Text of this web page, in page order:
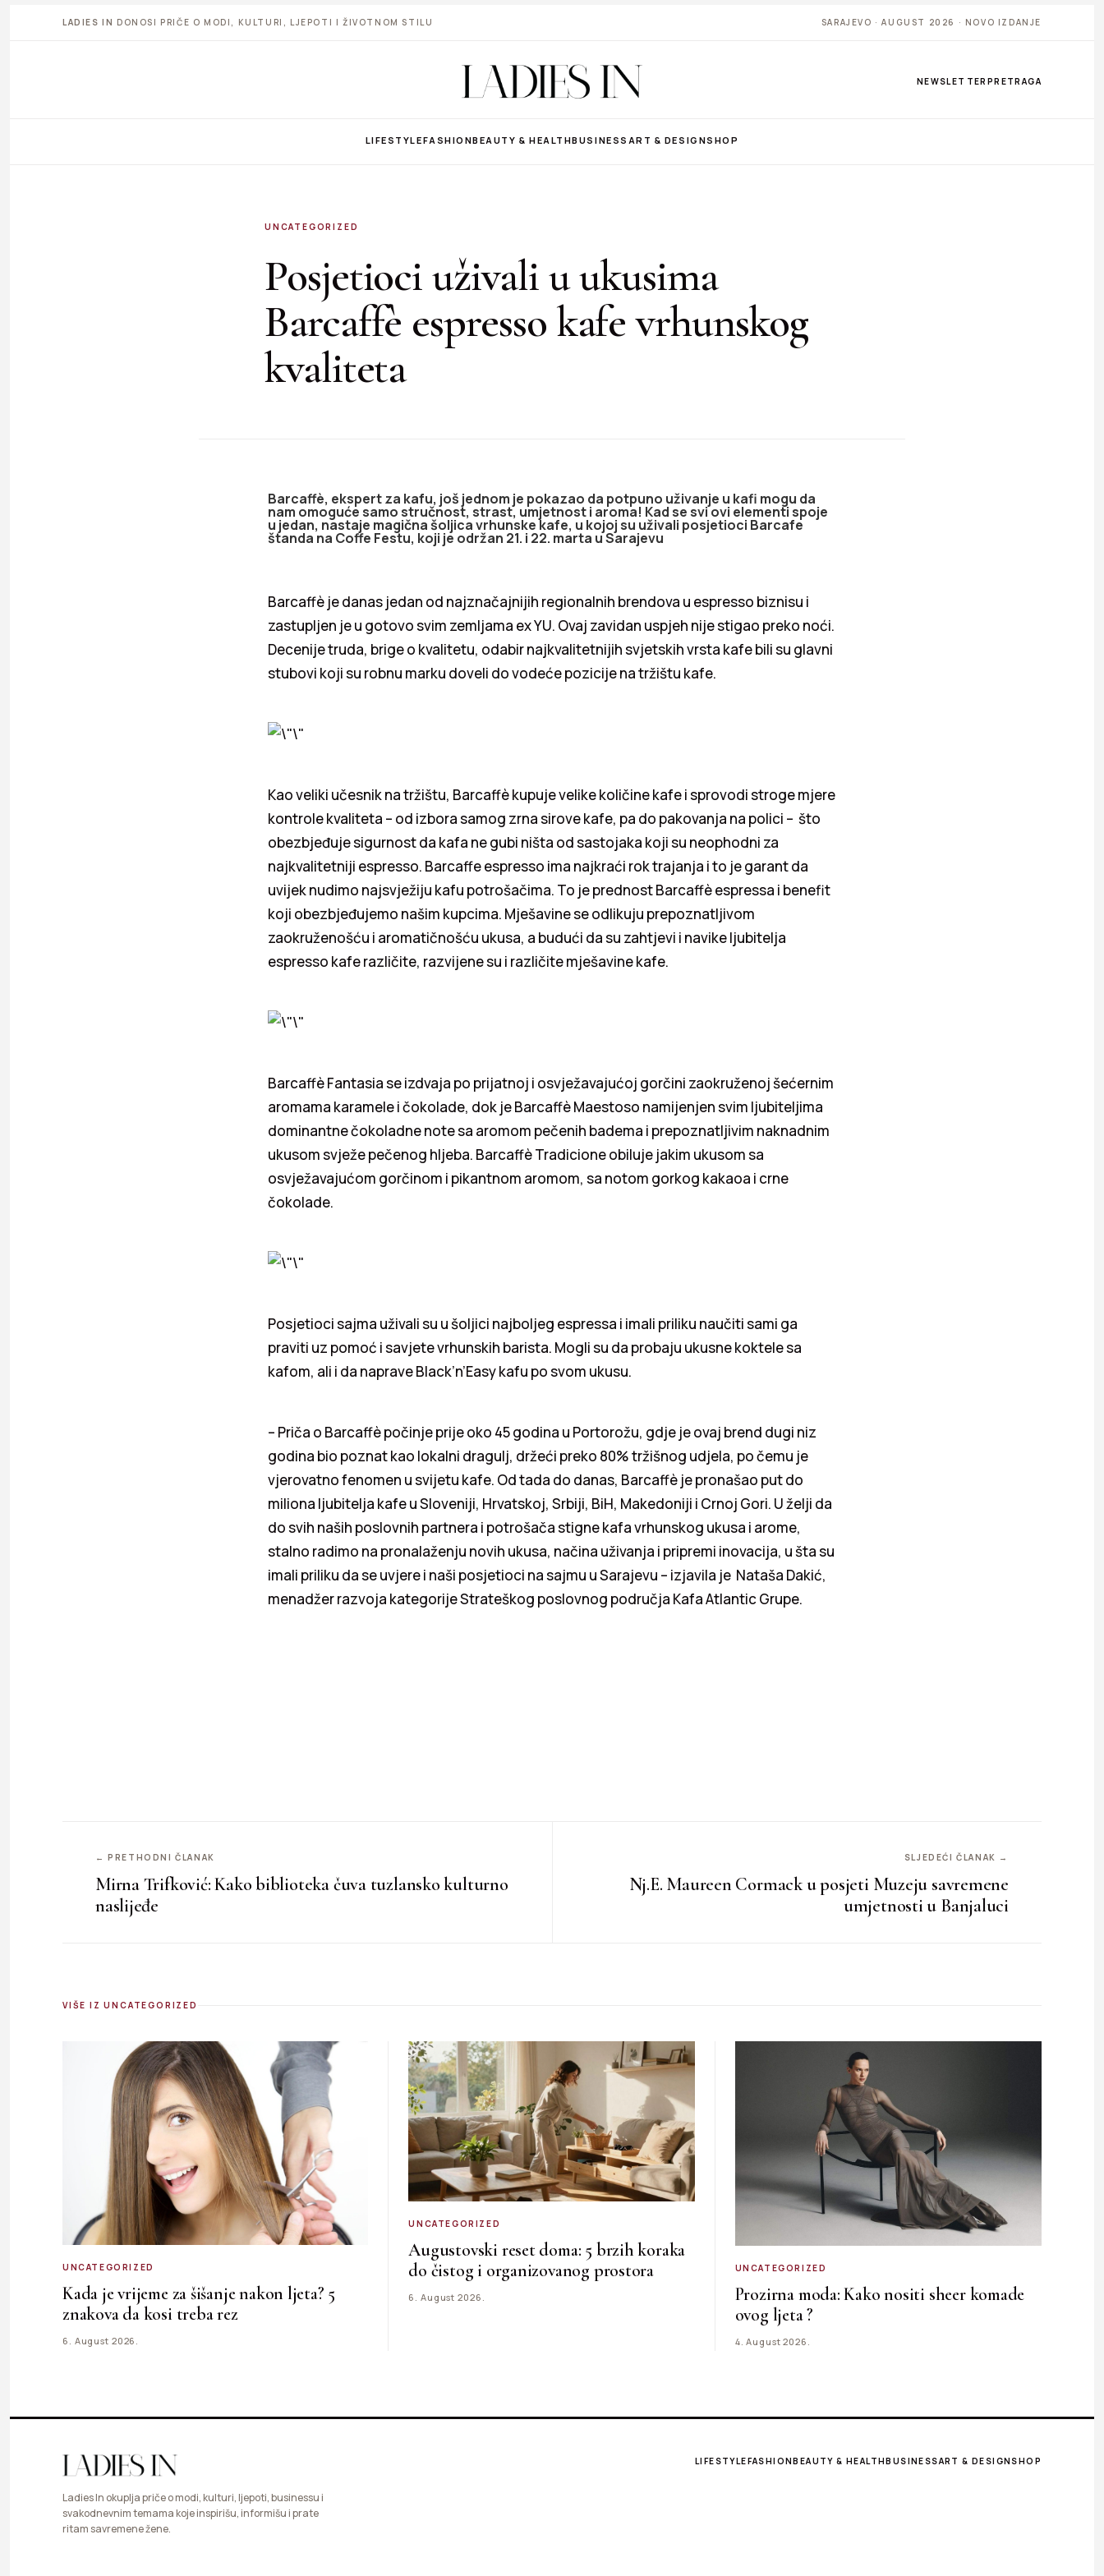
LADIES IN DONOSI PRIČE O MODI, KULTURI, LJEPOTI I ŽIVOTNOM STILU SARAJEVO · AUGUST 2026 · NOVO IZDANJE
NEWSLETTER PRETRAGA
LIFESTYLEFASHIONBEAUTY & HEALTHBUSINESS ART & DESIGNSHOP
UNCATEGORIZED
Posjetioci uživali u ukusima
Barcaffè espresso kafe vrhunskog
kvaliteta
Barcaffè, ekspert za kafu, još jednom je pokazao da potpuno uživanje u kafi mogu da
nam omoguće samo stručnost, strast, umjetnost i aroma! Kad se svi ovi elementi spoje
u jedan, nastaje magična šoljica vrhunske kafe, u kojoj su uživali posjetioci Barcafe
štanda na Coffe Festu, koji je održan 21. i 22. marta u Sarajevu
Barcaffè je danas jedan od najznačajnijih regionalnih brendova u espresso biznisu i
zastupljen je u gotovo svim zemljama ex YU. Ovaj zavidan uspjeh nije stigao preko noći.
Decenije truda, brige o kvalitetu, odabir najkvalitetnijih svjetskih vrsta kafe bili su glavni
stubovi koji su robnu marku doveli do vodeće pozicije na tržištu kafe.
Kao veliki učesnik na tržištu, Barcaffè kupuje velike količine kafe i sprovodi stroge mjere
kontrole kvaliteta – od izbora samog zrna sirove kafe, pa do pakovanja na polici – što
obezbjeđuje sigurnost da kafa ne gubi ništa od sastojaka koji su neophodni za
najkvalitetniji espresso. Barcaffe espresso ima najkraći rok trajanja i to je garant da
uvijek nudimo najsvježiju kafu potrošačima. To je prednost Barcaffè espressa i benefit
koji obezbjeđujemo našim kupcima. Mješavine se odlikuju prepoznatljivom
zaokruženošću i aromatičnošću ukusa, a budući da su zahtjevi i navike ljubitelja
espresso kafe različite, razvijene su i različite mješavine kafe.
Barcaffè Fantasia se izdvaja po prijatnoj i osvježavajućoj gorčini zaokruženoj šećernim
aromama karamele i čokolade, dok je Barcaffè Maestoso namijenjen svim ljubiteljima
dominantne čokoladne note sa aromom pečenih badema i prepoznatljivim naknadnim
ukusom svježe pečenog hljeba. Barcaffè Tradicione obiluje jakim ukusom sa
osvježavajućom gorčinom i pikantnom aromom, sa notom gorkog kakaoa i crne
čokolade.
Posjetioci sajma uživali su u šoljici najboljeg espressa i imali priliku naučiti sami ga
praviti uz pomoć i savjete vrhunskih barista. Mogli su da probaju ukusne koktele sa
kafom, ali i da naprave Black’n’Easy kafu po svom ukusu.
– Priča o Barcaffè počinje prije oko 45 godina u Portorožu, gdje je ovaj brend dugi niz
godina bio poznat kao lokalni dragulj, držeći preko 80% tržišnog udjela, po čemu je
vjerovatno fenomen u svijetu kafe. Od tada do danas, Barcaffè je pronašao put do
miliona ljubitelja kafe u Sloveniji, Hrvatskoj, Srbiji, BiH, Makedoniji i Crnoj Gori. U želji da
do svih naših poslovnih partnera i potrošača stigne kafa vrhunskog ukusa i arome,
stalno radimo na pronalaženju novih ukusa, načina uživanja i pripremi inovacija, u šta su
imali priliku da se uvjere i naši posjetioci na sajmu u Sarajevu – izjavila je Nataša Dakić,
menadžer razvoja kategorije Strateškog poslovnog područja Kafa Atlantic Grupe.
← PRETHODNI ČLANAK
Mirna Trifković: Kako biblioteka čuva tuzlansko kulturno
naslijeđe
SLJEDEĆI ČLANAK →
Nj.E. Maureen Cormack u posjeti Muzeju savremene
umjetnosti u Banjaluci
VIŠE IZ UNCATEGORIZED
UNCATEGORIZED
Kada je vrijeme za šišanje nakon ljeta? 5
znakova da kosi treba rez
6. August 2026.
UNCATEGORIZED
Augustovski reset doma: 5 brzih koraka
do čistog i organizovanog prostora
6. August 2026.
UNCATEGORIZED
Prozirna moda: Kako nositi sheer komade
ovog ljeta ?
4. August 2026.
Ladies In okuplja priče o modi, kulturi, ljepoti, businessu i
svakodnevnim temama koje inspirišu, informišu i prate
ritam savremene žene.
LIFESTYLEFASHIONBEAUTY & HEALTHBUSINESSART & DESIGNSHOP